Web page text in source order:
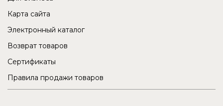
Карта сайта
Электронный каталог
Возврат товаров
Сертификаты
Правила продажи товаров